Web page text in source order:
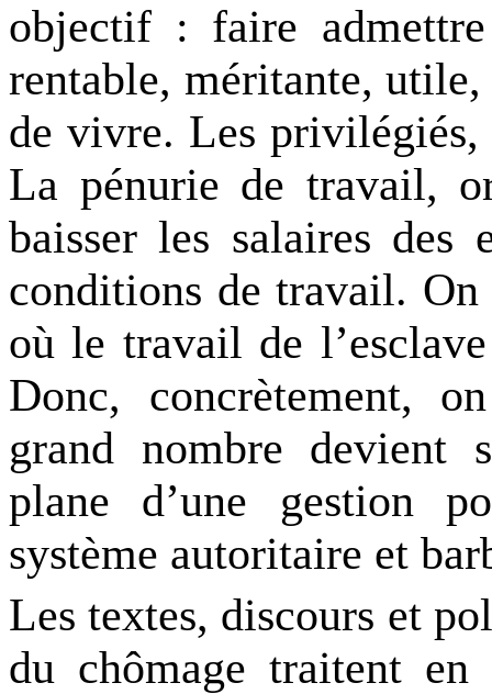
objectif : faire
rentable, méritante,
de vivre. Les
La pénurie de travail,
baisser les salaires des
conditions de travail. On
où le travail de
Donc, concrètement,
grand nombre devient
plane d’une gestion
système autoritaire et
Les textes, discours et
du chômage traitent